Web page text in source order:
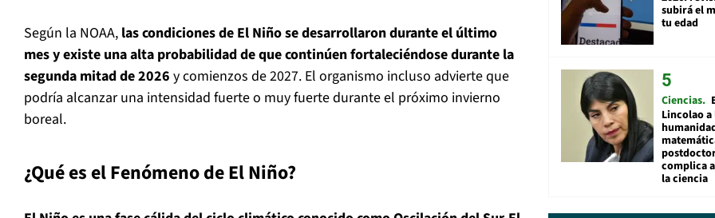
Según la NOAA, las condiciones de El Niño se desarrollaron durante el último
mes y existe una alta probabilidad de que continúen fortaleciéndose durante la
segunda mitad de 2026 y comienzos de 2027. El organismo incluso advierte que
podría alcanzar una intensidad fuerte o muy fuerte durante el próximo invierno
boreal.
¿Qué es el Fenómeno de El Niño?
subirá el
tu edad
Ciencias
Lincolao a
complica
la ciencia